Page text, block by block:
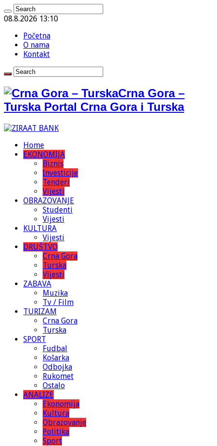
08.8.2026 13:10
Početna
O nama
Kontakt
Crna Gora –
Turska Portal Crna Gora i Turska
Home
EKONOMIJA
Biznis
Investicije
Tenderi
Vijesti
OBRAZOVANJE
Studenti
Vijesti
KULTURA
Vijesti
DRUŠTVO
Crna Gora
Turska
Vijesti
ZABAVA
Muzika
Tv / Film
TURIZAM
Crna Gora
Turska
SPORT
Fudbal
Košarka
Odbojka
Rukomet
Ostalo
ANALIZE
Ekonomija
Kultura
Obrazovanje
Politika
Sport